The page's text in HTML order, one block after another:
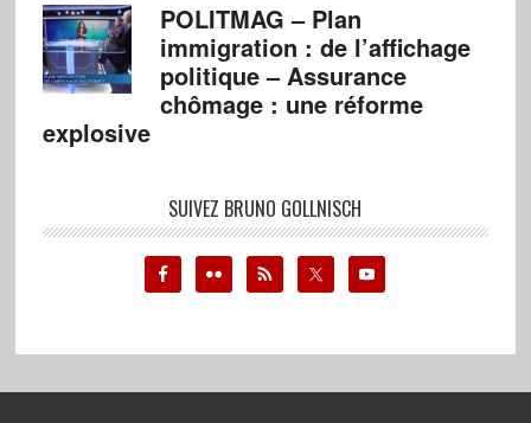
POLITMAG – Plan
immigration : de l’affichage
politique – Assurance
chômage : une réforme
explosive
SUIVEZ BRUNO GOLLNISCH